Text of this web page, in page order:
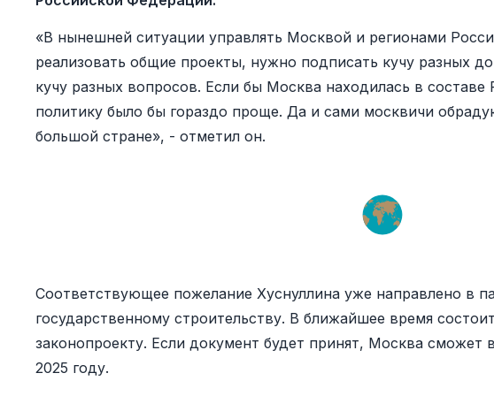
«В нынешней ситуации управлять Москвой и регионами
реализовать общие проекты, нужно подписать кучу разных
кучу разных вопросов. Если бы Москва находилась в
политику было бы гораздо проще. Да и сами москвичи
большой стране», - отметил он.
Соответствующее пожелание Хуснуллина уже направлено в
государственному строительству. В ближайшее время
законопроекту. Если документ будет принят, Москва сможет
2025 году.